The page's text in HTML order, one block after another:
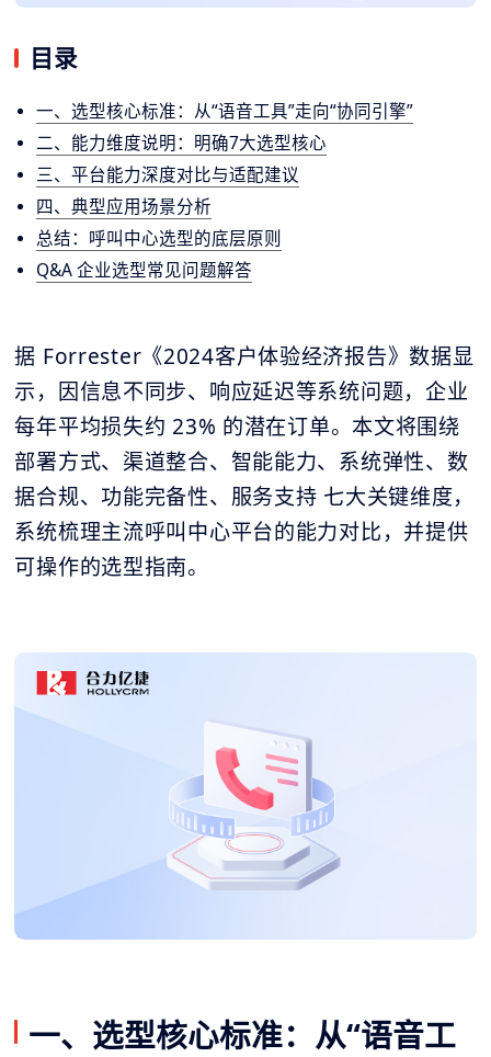
目录
一、选型核心标准：从“语音工具”走向“协同引擎”
二、能力维度说明：明确7大选型核心
三、平台能力深度对比与适配建议
四、典型应用场景分析
总结：呼叫中心选型的底层原则
Q&A 企业选型常见问题解答
据 Forrester《2024客户体验经济报告》数据显
示，因信息不同步、响应延迟等系统问题，企业
每年平均损失约 23% 的潜在订单。本文将围绕
部署方式、渠道整合、智能能力、系统弹性、数
据合规、功能完备性、服务支持 七大关键维度，
系统梳理主流呼叫中心平台的能力对比，并提供
可操作的选型指南。
一、选型核心标准：从“语音工